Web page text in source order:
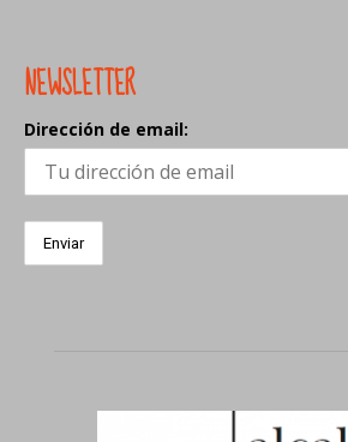
NEWSLETTER
Dirección de email: